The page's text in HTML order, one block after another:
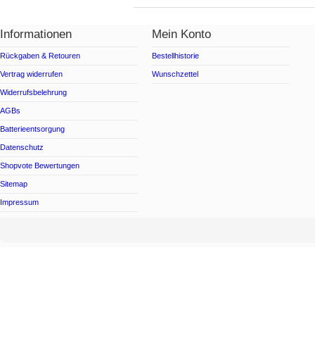
Informationen
Rückgaben & Retouren
Vertrag widerrufen
Widerrufsbelehrung
AGBs
Batterieentsorgung
Datenschutz
Shopvote Bewertungen
Sitemap
Impressum
Mein Konto
Bestellhistorie
Wunschzettel